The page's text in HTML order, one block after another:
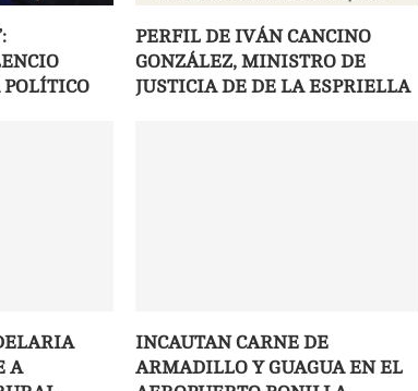
POLÍTICO
PERFIL DE IVÁN CANCINO
GONZÁLEZ, MINISTRO DE
JUSTICIA DE DE LA ESPRIELLA
A
INCAUTAN CARNE DE
ARMADILLO Y GUAGUA EN EL